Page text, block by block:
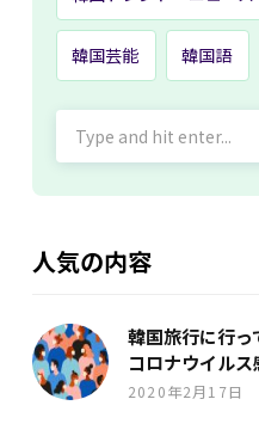
韓国芸能 韓国語
人気の内容
韓国旅行に行っ
コロナウイル
2020年2月17日